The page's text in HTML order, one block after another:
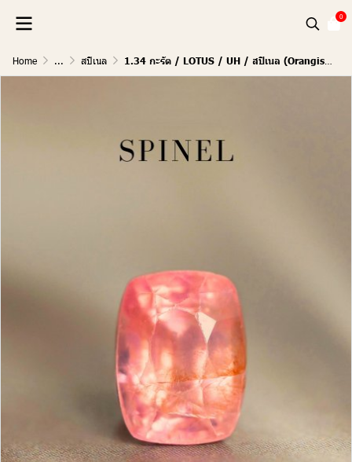
0
Home ... สปิเนล 1.34 กะรัต / LOTUS / UH / สปิเนล (Orangish Pink)